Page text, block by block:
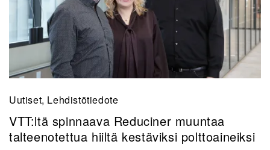
Uutiset, Lehdistötiedote
VTT:ltä spinnaava Reduciner muuntaa
talteenotettua hiiltä kestäviksi polttoaineiksi